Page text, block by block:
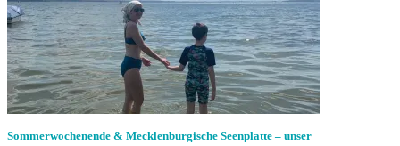
Sommerwochenende & Mecklenburgische Seenplatte – unser